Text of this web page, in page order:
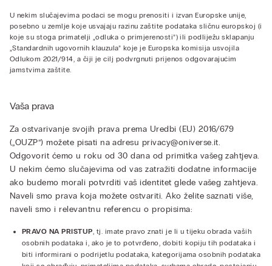
U nekim slučajevima podaci se mogu prenositi i izvan Europske unije,
posebno u zemlje koje usvajaju razinu zaštite podataka sličnu europskoj (i
koje su stoga primatelji „odluka o primjerenosti”) ili podliježu sklapanju
„Standardnih ugovornih klauzula” koje je Europska komisija usvojila
Odlukom 2021/914, a čiji je cilj podvrgnuti prijenos odgovarajućim
jamstvima zaštite.
Vaša prava
Za ostvarivanje svojih prava prema Uredbi (EU) 2016/679
(„OUZP”) možete pisati na adresu privacy@oniverse.it.
Odgovorit ćemo u roku od 30 dana od primitka vašeg zahtjeva.
U nekim ćemo slučajevima od vas zatražiti dodatne informacije
ako budemo morali potvrditi vaš identitet glede vašeg zahtjeva.
Naveli smo prava koja možete ostvariti. Ako želite saznati više,
naveli smo i relevantnu referencu o propisima:
PRAVO NA PRISTUP, tj. imate pravo znati je li u tijeku obrada vaših
osobnih podataka i, ako je to potvrđeno, dobiti kopiju tih podataka i
biti informirani o podrijetlu podataka, kategorijama osobnih podataka